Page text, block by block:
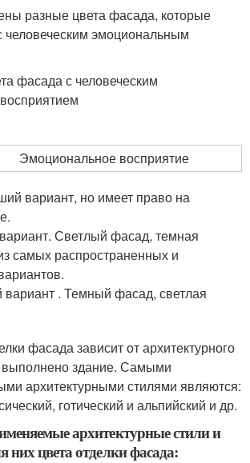
разные цвета фасада, которые
человеческим эмоциональным
фасада с человеческим
Эмоциональное восприятие
вариант, но имеет право на
Светлый фасад, темная
самых распространенных и
. Темный фасад, светлая
фасада зависит от архитектурного
выполнено здание. Самыми
архитектурными стилями являются:
готический и альпийский и др.
архитектурные стили и
них цвета отделки фасада: